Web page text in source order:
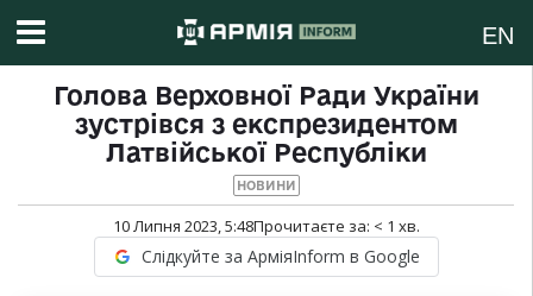
EN
Голова Верховної Ради України
зустрівся з експрезидентом
Латвійської Республіки
НОВИНИ
10 Липня 2023, 5:48Прочитаєте за: < 1 хв.
Слідкуйте за АрміяInform в Google